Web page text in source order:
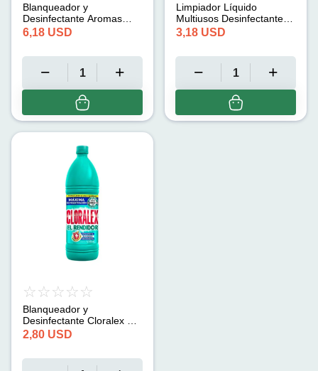
Blanqueador y
Desinfectante Aromas
Lavanda Blancatel (3.75
L)
6,18 USD
Limpiador Líquido
Multiusos Desinfectante
Limón Flash (1 L)
3,18 USD
Blanqueador y
Desinfectante Cloralex El
Rendidor (950 ml)
2,80 USD